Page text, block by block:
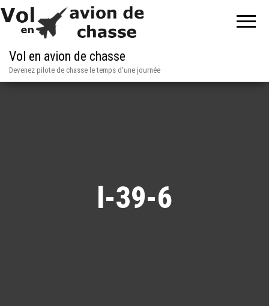
Vol en avion de chasse
Devenez pilote de chasse le temps d'une journée
l-39-6